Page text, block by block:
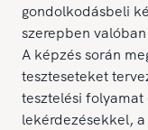
gondolkodásbeli
szerepben
A képzés során
teszteseteket
tesztelési folyamat
lekérdezésekkel,